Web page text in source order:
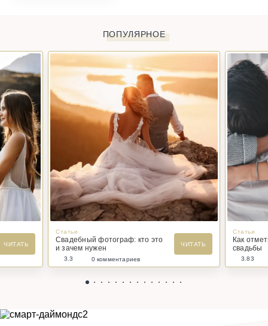
ПОПУЛЯРНОЕ
ЧИТАТЬ
Статьи
Свадебный фотограф: кто это
и зачем нужен
ЧИТАТЬ
3.3 0 комментариев
Статьи
Как
свадьбы
3.83